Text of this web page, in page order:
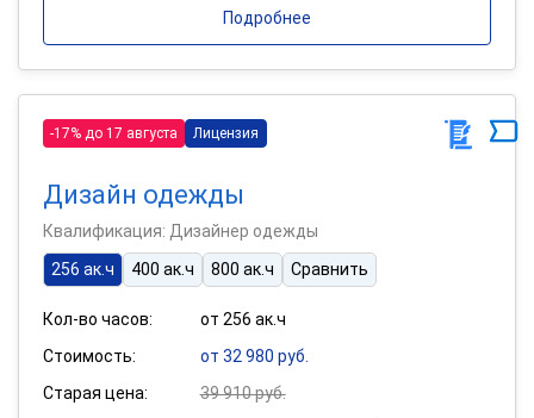
Подробнее
-17% до 17 августа Лицензия
Дизайн одежды
Квалификация: Дизайнер одежды
256 ак.ч
400 ак.ч 800 ак.ч Сравнить
Кол-во часов:
от 256 ак.ч
Стоимость:
от 32 980 руб.
Старая цена:
39 910 руб.